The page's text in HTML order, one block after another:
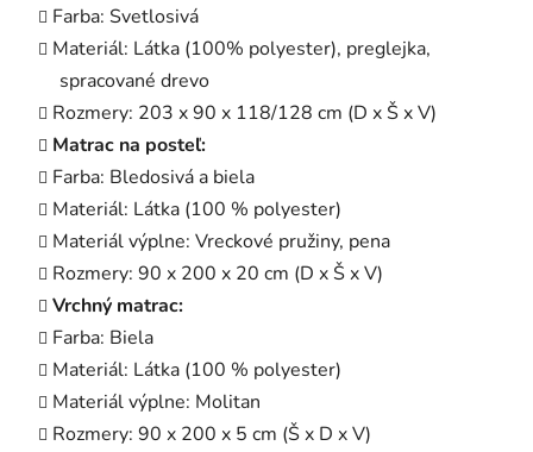
Farba: Svetlosivá
Materiál: Látka (100% polyester), preglejka,
spracované drevo
Rozmery: 203 x 90 x 118/128 cm (D x Š x V)
Matrac na posteľ:
Farba: Bledosivá a biela
Materiál: Látka (100 % polyester)
Materiál výplne: Vreckové pružiny, pena
Rozmery: 90 x 200 x 20 cm (D x Š x V)
Vrchný matrac:
Farba: Biela
Materiál: Látka (100 % polyester)
Materiál výplne: Molitan
Rozmery: 90 x 200 x 5 cm (Š x D x V)